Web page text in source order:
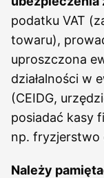
podatku VAT
towaru),
uproszczona
działalności w
(CEIDG,
posiadać kasy
np. fryzjerstwo
Należy